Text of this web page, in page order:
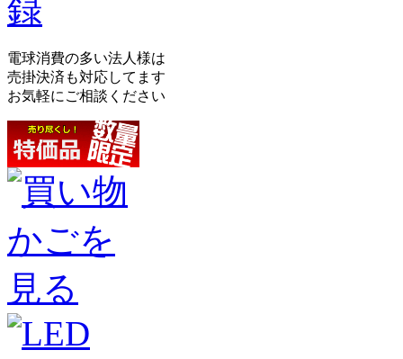
電球消費の多い法人様は
売掛決済も対応してます
お気軽にご相談ください